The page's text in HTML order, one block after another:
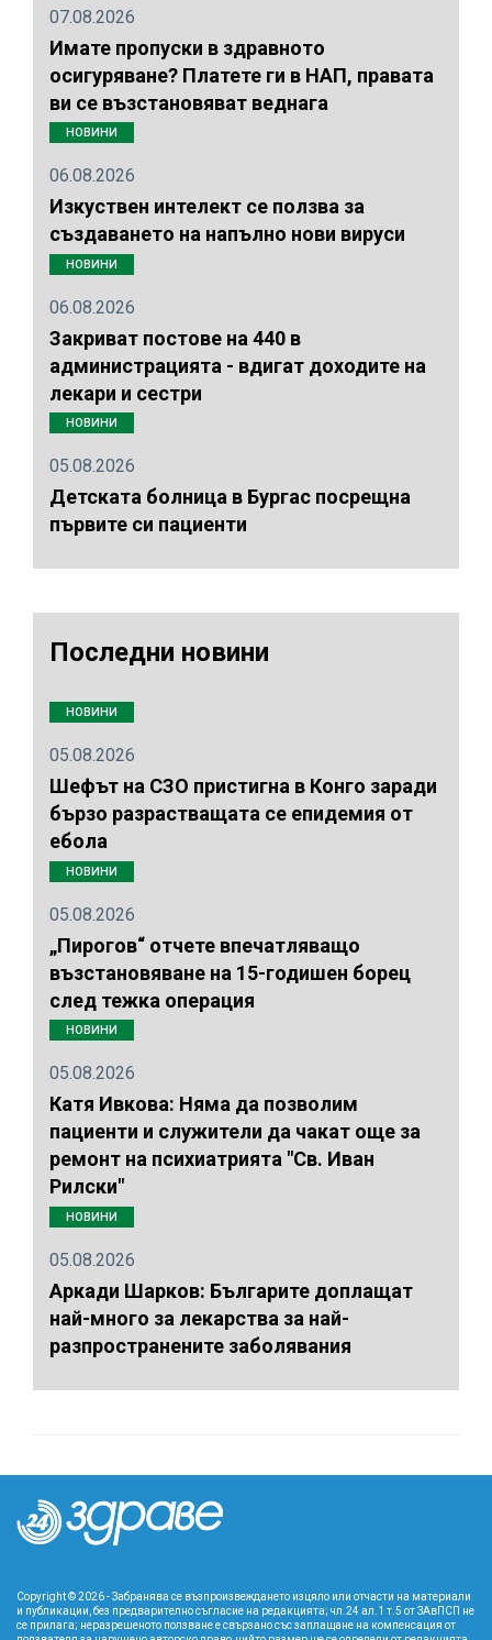
07.08.2026
Имате пропуски в здравното
осигуряване? Платете ги в НАП, правата
ви се възстановяват веднага
НОВИНИ
06.08.2026
Изкуствен интелект се ползва за
създаването на напълно нови вируси
НОВИНИ
06.08.2026
Закриват постове на 440 в
администрацията - вдигат доходите на
лекари и сестри
НОВИНИ
05.08.2026
Детската болница в Бургас посрещна
първите си пациенти
Последни новини
НОВИНИ
05.08.2026
Шефът на СЗО пристигна в Конго заради
бързо разрастващата се епидемия от
ебола
НОВИНИ
05.08.2026
„Пирогов“ отчете впечатляващо
възстановяване на 15-годишен борец
след тежка операция
НОВИНИ
05.08.2026
Катя Ивкова: Няма да позволим
пациенти и служители да чакат още за
ремонт на психиатрията "Св. Иван
Рилски"
НОВИНИ
05.08.2026
Аркади Шарков: Българите доплащат
най-много за лекарства за най-
разпространените заболявания
Copyright © 2026 - Забранява се възпроизвеждането изцяло или отчасти на материали
и публикации, без предварително съгласие на редакцията; чл.24 ал.1 т.5 от ЗАвПСП не
се прилага; неразрешеното ползване е свързано със заплащане на компенсация от